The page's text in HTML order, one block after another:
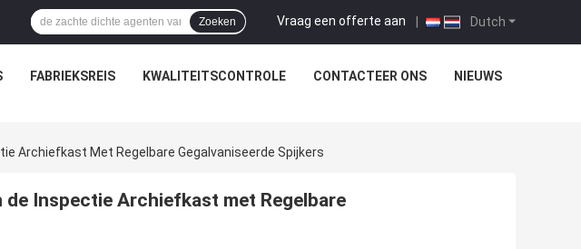
Dutch
Vraag een offerte aan |
Zoeken
FABRIEKSREIS KWALITEITSCONTROLE CONTACTEER ONS NIEUWS
Archiefkast Met Regelbare Gegalvaniseerde Spijkers
de Inspectie Archiefkast met Regelbare